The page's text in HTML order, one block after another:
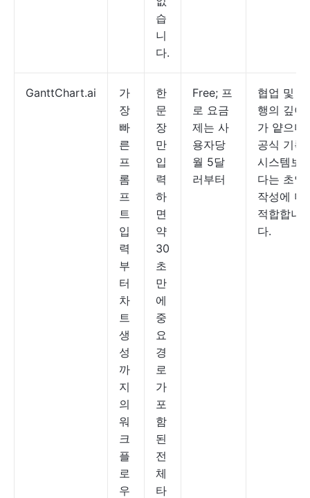
습
니
다.
GanttChart.ai
가
장
빠
른
프
롬
프
트
입
력
부
터
차
트
생
성
까
지
의
워
크
플
로
우
한
문
장
만
입
력
하
면
약
30
초
만
에
중
요
경
로
가
포
함
된
전
체
타
Free; 프
로 요금
제는 사
용자당
월 5달
러부터
협업 및 실
행의 깊이
가 얕으며,
공식 기록
시스템보
다는 초안
작성에 더
적합합니
다.